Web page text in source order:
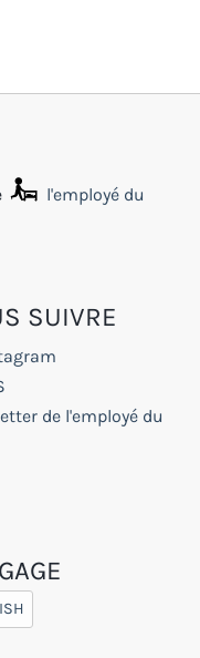
l'employé du
SUIVRE
de l'employé du